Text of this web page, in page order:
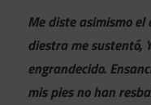
Me diste asimismo el
diestra me sustentó,
engrandecido.
mis pies no han